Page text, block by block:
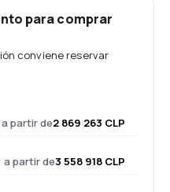
para comprar
conviene reservar
a partir de2 869 263 CLP
a partir de3 558 918 CLP